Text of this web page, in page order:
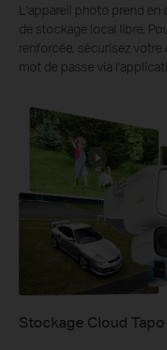
L'appareil photo prend
de stockage local libre.
renforcée, sécurisez
mot de passe via
Stockage Cloud Tapo